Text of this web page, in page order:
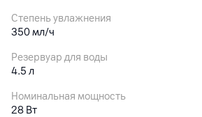
Степень увлажнения
350 мл/ч
Резервуар для воды
4.5 л
Номинальная мощность
28 Вт